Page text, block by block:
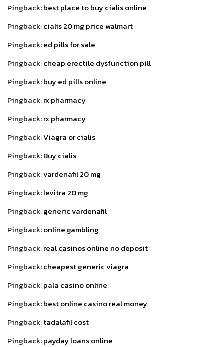
Pingback:best place to buy cialis online
Pingback:cialis 20 mg price walmart
Pingback:ed pills for sale
Pingback:cheap erectile dysfunction pill
Pingback:buy ed pills online
Pingback:rx pharmacy
Pingback:rx pharmacy
Pingback:Viagra or cialis
Pingback:Buy cialis
Pingback:vardenafil 20 mg
Pingback:levitra 20 mg
Pingback:generic vardenafil
Pingback:online gambling
Pingback:real casinos online no deposit
Pingback:cheapest generic viagra
Pingback:pala casino online
Pingback:best online casino real money
Pingback:tadalafil cost
Pingback:payday loans online